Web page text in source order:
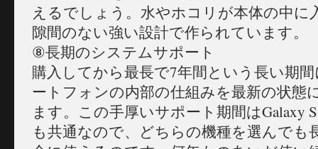
えるでしょう。水やホコリが本体の中に
隙間のない強い設計で作られています。
⑧長期のシステムサポート
購入してから最長で7年間という長い期
ートフォンの内部の仕組みを最新の状態
ます。この手厚いサポート期間はGalaxy
も共通なので、どちらの機種を選んでも